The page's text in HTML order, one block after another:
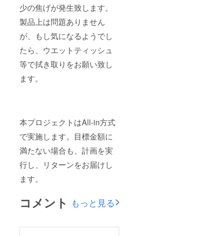
少の焦げが発生致します。
製品上は問題ありません
が、もし気になるようでし
たら、ウエットティッシュ
等で拭き取りをお願い致し
ます。
本プロジェクトはAll-in方式
で実施します。目標金額に
満たない場合も、計画を実
行し、リターンをお届けし
ます。
コメント もっと見る